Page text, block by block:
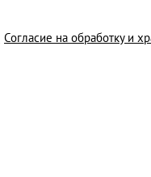
Согласие на обработку и